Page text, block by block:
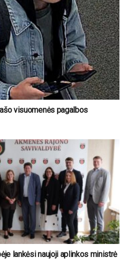
visuomenės pagalbos
lankėsi naujoji aplinkos ministrė